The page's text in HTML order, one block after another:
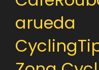
arueda